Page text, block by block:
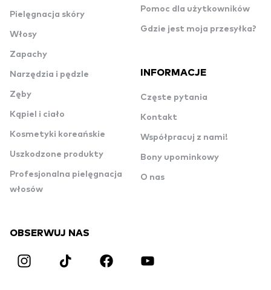
Pielęgnacja skóry
Włosy
Zapachy
Narzędzia i pędzle
Zęby
Kąpiel i ciało
Kosmetyki koreańskie
Uszkodzone produkty
Profesjonalna pielęgnacja
włosów
Pomoc dla użytkowników
Gdzie jest moja przesyłka?
INFORMACJE
Częste pytania
Kontakt
Współpracuj z nami!
Bony upominkowy
O nas
OBSERWUJ NAS